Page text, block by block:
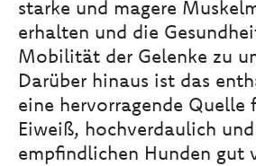
starke und magere
erhalten und die
Mobilität der Gelenke zu
Darüber hinaus ist das
eine hervorragende Quelle
Eiweiß, hochverdaulich
empfindlichen Hunden gut